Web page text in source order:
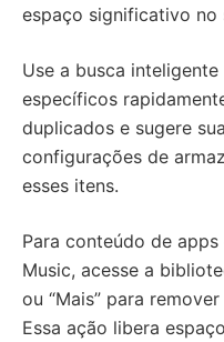
espaço significativo no
Use a busca
específicos
duplicados e sugere
configurações de
esses itens.
Para conteúdo de
Music, acesse a
ou “Mais” para
Essa ação libera